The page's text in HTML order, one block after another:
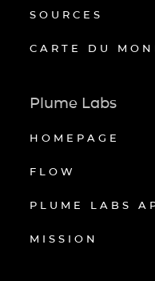
SOURCES
CARTE DU
Plume Labs
HOMEPAGE
FLOW
PLUME LABS
MISSION